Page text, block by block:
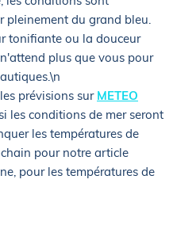
pleinement du grand bleu.
tonifiante ou la douceur
plus que vous pour
prévisions sur METEO
les conditions de mer seront
les températures de
pour notre article
pour les températures de